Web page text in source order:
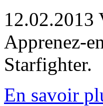
12.02.2013
Apprenez-
Starfighter.
En savoir